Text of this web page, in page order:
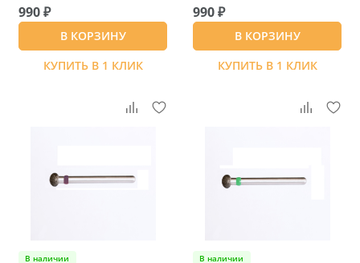
990 ₽
В КОРЗИНУ
КУПИТЬ В 1 КЛИК
990 ₽
В КОРЗИНУ
КУПИТЬ В 1 КЛИК
В наличии В наличии